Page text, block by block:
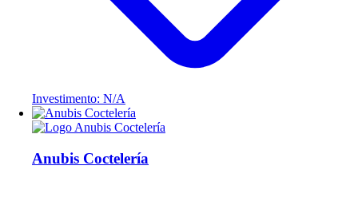
Investimento: N/A
Anubis Coctelería